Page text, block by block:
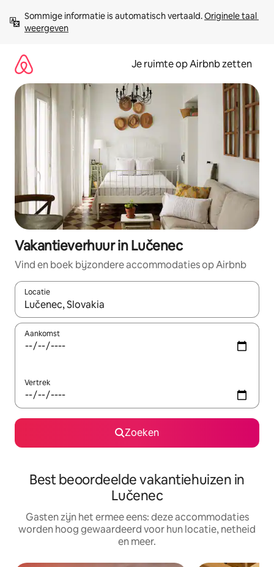
direct
naar
Sommige informatie is automatisch vertaald. Originele taal
weergeven
Je ruimte op Airbnb zetten
Vakantieverhuur in Lučenec
Vind en boek bijzondere accommodaties op Airbnb
Locatie
Wanneer er suggesties beschikbaar zijn, maak je een keuze
Aankomst
Vertrek
Zoeken
Best beoordeelde vakantiehuizen in
Lučenec
Gasten zijn het ermee eens: deze accommodaties
worden hoog gewaardeerd voor hun locatie, netheid
en meer.